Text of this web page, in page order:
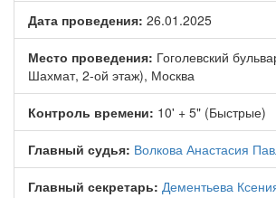
Дата проведения: 26.01.2025
Место проведения: Гоголевский
Шахмат, 2-ой этаж), Москва
Контроль времени: 10' + 5" (Быстрые)
Главный судья: Волкова Анастасия
Главный секретарь: Дементьева